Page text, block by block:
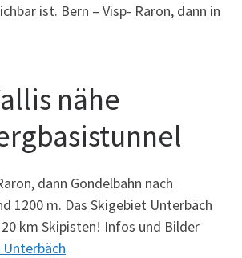
ist. Bern – Visp- Raron, dann in
nähe
dann Gondelbahn nach
1200 m. Das Skigebiet Unterbäch
km Skipisten! Infos und Bilder